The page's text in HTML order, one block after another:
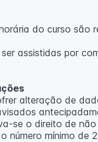
do curso são
assistidas por
alteração de
se o direito de
número mínimo de